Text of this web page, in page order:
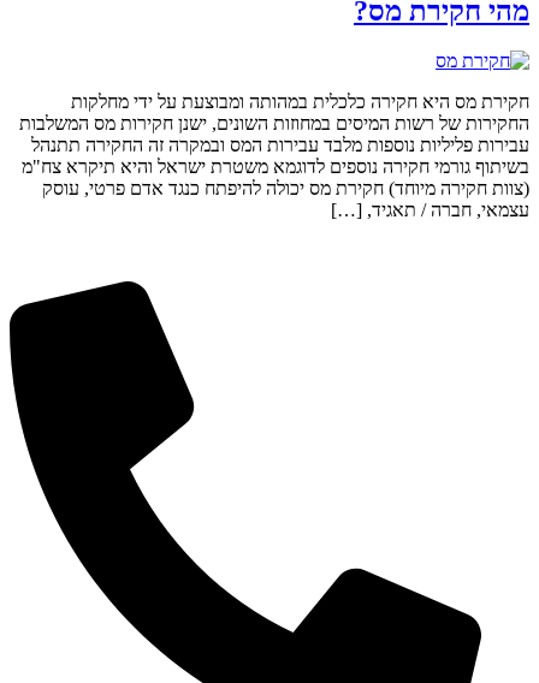
מהי חקירת מס?
חקירת מס היא חקירה כלכלית במהותה ומבוצעת על ידי מחלקות
החקירות של רשות המיסים במחוזות השונים, ישנן חקירות מס המשלבות
עבירות פליליות נוספות מלבד עבירות המס ובמקרה זה החקירה תתנהל
בשיתוף גורמי חקירה נוספים לדוגמא משטרת ישראל והיא תיקרא צח"מ
(צוות חקירה מיוחד) חקירת מס יכולה להיפתח כנגד אדם פרטי, עוסק
עצמאי, חברה / תאגיד, […]